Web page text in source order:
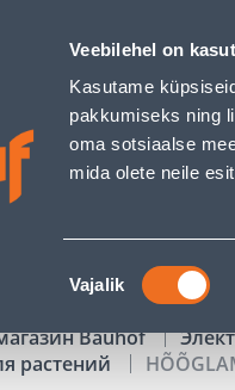
Veebilehel on
Kasutame
pakkumiseks ning
oma sotsiaalse
mida olete neile
Nõusoleku
valik
Vajalik
60W E27 - Bauhof has
Обслуживание бизнес-
АКЦИИ
Bauhof
растений